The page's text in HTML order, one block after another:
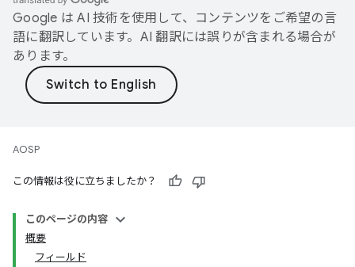
Google は AI 技術を使用して、コンテンツをご希望の言
語に翻訳しています。AI 翻訳には誤りが含まれる場合が
あります。
AOSP
この情報は役に立ちましたか？
このページの内容
概要
フィールド